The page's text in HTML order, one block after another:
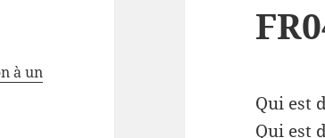
à un
Qui est
Qui est